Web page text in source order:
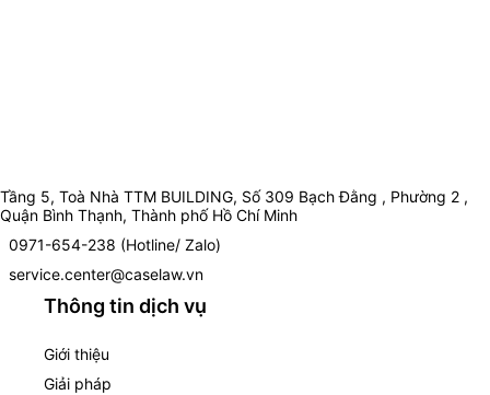
Tầng 5, Toà Nhà TTM BUILDING, Số 309 Bạch Đằng , Phường 2 ,
Quận Bình Thạnh, Thành phố Hồ Chí Minh
0971-654-238 (Hotline/ Zalo)
service.center@caselaw.vn
Thông tin dịch vụ
Giới thiệu
Giải pháp